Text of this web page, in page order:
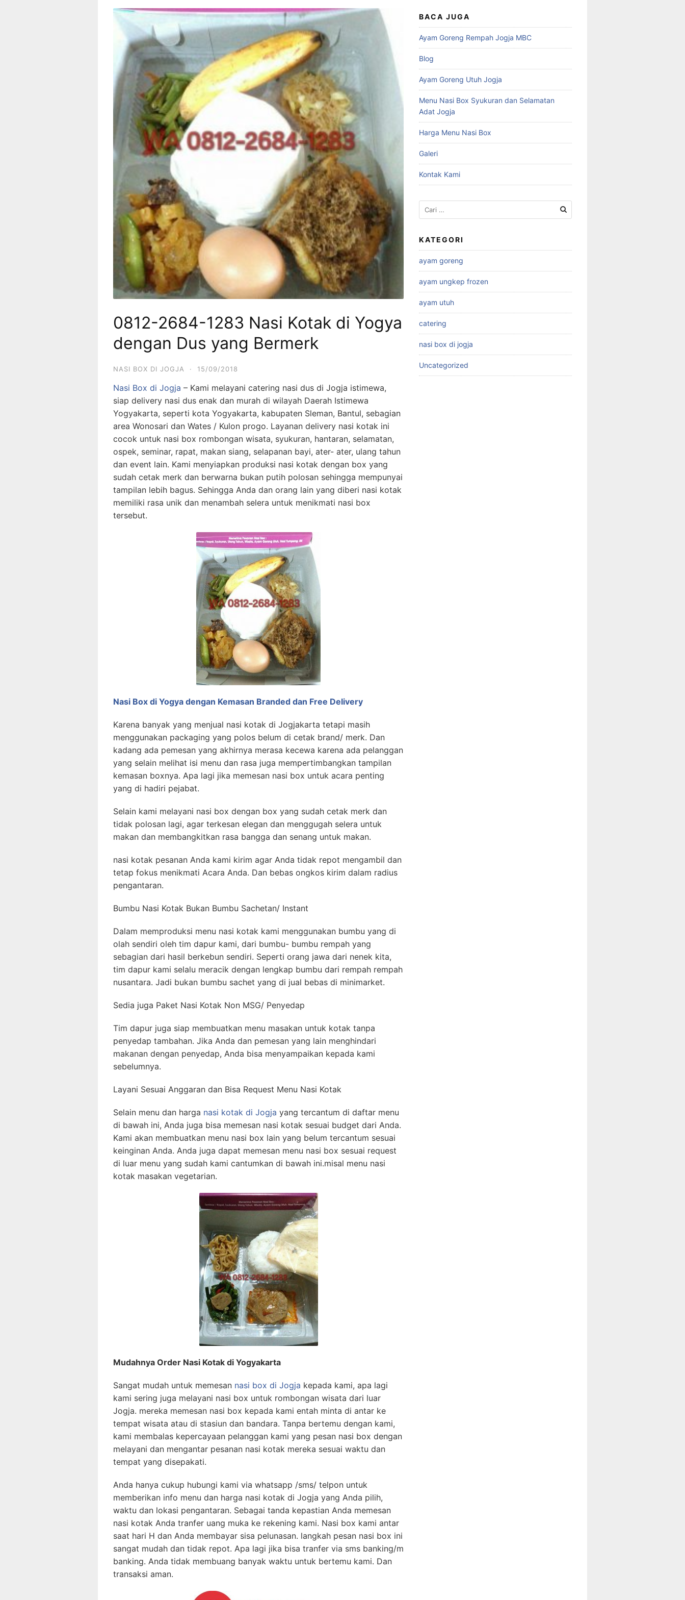
0812-2684-1283 Nasi Kotak di Yogya
dengan Dus yang Bermerk
NASI BOX DI JOGJA · 15/09/2018
Nasi Box di Jogja – Kami melayani catering nasi dus di Jogja istimewa,
siap delivery nasi dus enak dan murah di wilayah Daerah Istimewa
Yogyakarta, seperti kota Yogyakarta, kabupaten Sleman, Bantul, sebagian
area Wonosari dan Wates / Kulon progo. Layanan delivery nasi kotak ini
cocok untuk nasi box rombongan wisata, syukuran, hantaran, selamatan,
ospek, seminar, rapat, makan siang, selapanan bayi, ater- ater, ulang tahun
dan event lain. Kami menyiapkan produksi nasi kotak dengan box yang
sudah cetak merk dan berwarna bukan putih polosan sehingga mempunyai
tampilan lebih bagus. Sehingga Anda dan orang lain yang diberi nasi kotak
memiliki rasa unik dan menambah selera untuk menikmati nasi box
tersebut.
Nasi Box di Yogya dengan Kemasan Branded dan Free Delivery
Karena banyak yang menjual nasi kotak di Jogjakarta tetapi masih
menggunakan packaging yang polos belum di cetak brand/ merk. Dan
kadang ada pemesan yang akhirnya merasa kecewa karena ada pelanggan
yang selain melihat isi menu dan rasa juga mempertimbangkan tampilan
kemasan boxnya. Apa lagi jika memesan nasi box untuk acara penting
yang di hadiri pejabat.
Selain kami melayani nasi box dengan box yang sudah cetak merk dan
tidak polosan lagi, agar terkesan elegan dan menggugah selera untuk
makan dan membangkitkan rasa bangga dan senang untuk makan.
nasi kotak pesanan Anda kami kirim agar Anda tidak repot mengambil dan
tetap fokus menikmati Acara Anda. Dan bebas ongkos kirim dalam radius
pengantaran.
Bumbu Nasi Kotak Bukan Bumbu Sachetan/ Instant
Dalam memproduksi menu nasi kotak kami menggunakan bumbu yang di
olah sendiri oleh tim dapur kami, dari bumbu- bumbu rempah yang
sebagian dari hasil berkebun sendiri. Seperti orang jawa dari nenek kita,
tim dapur kami selalu meracik dengan lengkap bumbu dari rempah rempah
nusantara. Jadi bukan bumbu sachet yang di jual bebas di minimarket.
Sedia juga Paket Nasi Kotak Non MSG/ Penyedap
Tim dapur juga siap membuatkan menu masakan untuk kotak tanpa
penyedap tambahan. Jika Anda dan pemesan yang lain menghindari
makanan dengan penyedap, Anda bisa menyampaikan kepada kami
sebelumnya.
Layani Sesuai Anggaran dan Bisa Request Menu Nasi Kotak
Selain menu dan harga nasi kotak di Jogja yang tercantum di daftar menu
di bawah ini, Anda juga bisa memesan nasi kotak sesuai budget dari Anda.
Kami akan membuatkan menu nasi box lain yang belum tercantum sesuai
keinginan Anda. Anda juga dapat memesan menu nasi box sesuai request
di luar menu yang sudah kami cantumkan di bawah ini.misal menu nasi
kotak masakan vegetarian.
Mudahnya Order Nasi Kotak di Yogyakarta
Sangat mudah untuk memesan nasi box di Jogja kepada kami, apa lagi
kami sering juga melayani nasi box untuk rombongan wisata dari luar
Jogja. mereka memesan nasi box kepada kami entah minta di antar ke
tempat wisata atau di stasiun dan bandara. Tanpa bertemu dengan kami,
kami membalas kepercayaan pelanggan kami yang pesan nasi box dengan
melayani dan mengantar pesanan nasi kotak mereka sesuai waktu dan
tempat yang disepakati.
Anda hanya cukup hubungi kami via whatsapp /sms/ telpon untuk
memberikan info menu dan harga nasi kotak di Jogja yang Anda pilih,
waktu dan lokasi pengantaran. Sebagai tanda kepastian Anda memesan
nasi kotak Anda tranfer uang muka ke rekening kami. Nasi box kami antar
saat hari H dan Anda membayar sisa pelunasan. langkah pesan nasi box ini
sangat mudah dan tidak repot. Apa lagi jika bisa tranfer via sms banking/m
banking. Anda tidak membuang banyak waktu untuk bertemu kami. Dan
transaksi aman.
BACA JUGA
Ayam Goreng Rempah Jogja MBC
Blog
Ayam Goreng Utuh Jogja
Menu Nasi Box Syukuran dan Selamatan
Adat Jogja
Harga Menu Nasi Box
Galeri
Kontak Kami
Cari
untuk:
KATEGORI
ayam goreng
ayam ungkep frozen
ayam utuh
catering
nasi box di jogja
Uncategorized